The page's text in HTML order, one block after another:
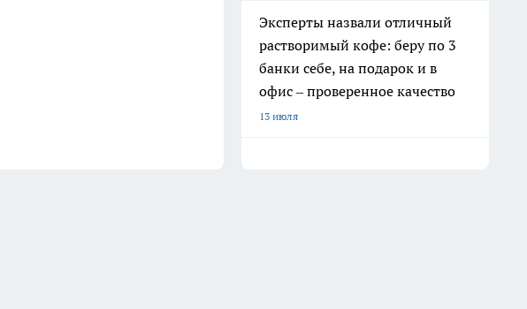
Эксперты назвали отличный
растворимый кофе: беру по 3
банки себе, на подарок и в
офис – проверенное качество
13 июля